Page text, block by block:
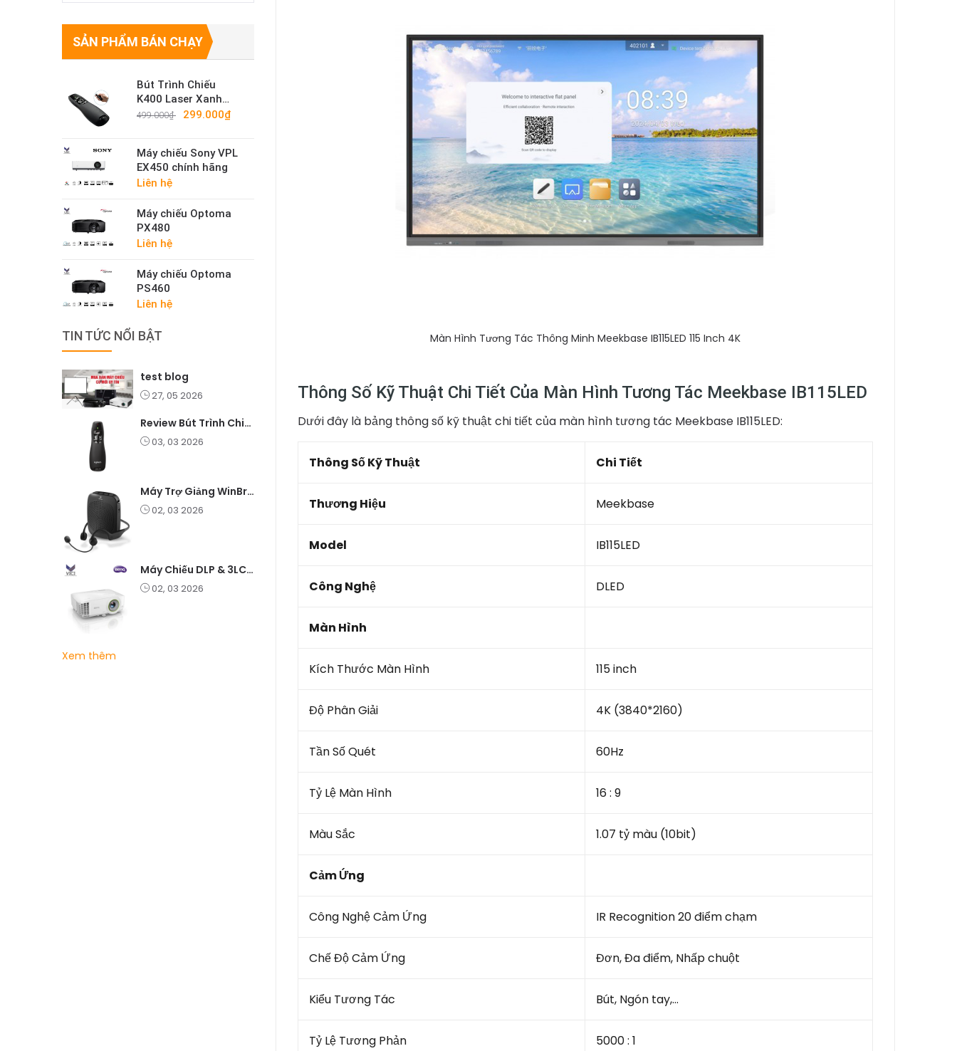
SẢN PHẨM BÁN CHẠY
Bút Trình Chiếu
K400 Laser Xanh
Cao Cấp – Bút Trình
499.000₫ 299.000₫
Máy chiếu Sony VPL
EX450 chính hãng
Liên hệ
Máy chiếu Optoma
PX480
Liên hệ
Máy chiếu Optoma
PS460
Liên hệ
TIN TỨC NỔI BẬT
test blog
27, 05 2026
Review Bút Trình Chiếu K400 Laser 2.4G: Nhỏ Gọn, Ổn Định, Lý Tưởng Cho Giáo Viên Và Doanh Nghiệp
03, 03 2026
Máy Trợ Giảng WinBridge C007 Không Dây – Pin Lâu, Âm Thanh Rõ
02, 03 2026
Máy Chiếu DLP & 3LCD – Nên Chọn Loại Nào Cho Văn Phòng & Giải Trí?
02, 03 2026
Xem thêm
Màn Hình Tương Tác Thông Minh Meekbase IB115LED 115 Inch 4K
Thông Số Kỹ Thuật Chi Tiết Của Màn Hình Tương Tác Meekbase IB115LED
Dưới đây là bảng thông số kỹ thuật chi tiết của màn hình tương tác Meekbase IB115LED:
Thông Số Kỹ Thuật Chi Tiết
Thương Hiệu Meekbase
Model IB115LED
Công Nghệ DLED
Màn Hình
Kích Thước Màn Hình 115 inch
Độ Phân Giải 4K (3840*2160)
Tần Số Quét 60Hz
Tỷ Lệ Màn Hình 16 : 9
Màu Sắc 1.07 tỷ màu (10bit)
Cảm Ứng
Công Nghệ Cảm Ứng IR Recognition 20 điểm chạm
Chế Độ Cảm Ứng Đơn, Đa điểm, Nhấp chuột
Kiểu Tương Tác Bút, Ngón tay,...
Tỷ Lệ Tương Phản 5000 : 1